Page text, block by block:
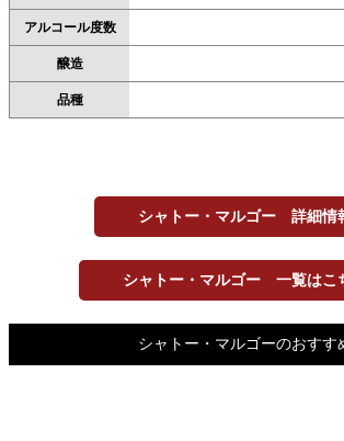
アルコール度数
醸造
品種
シャトー・マルゴー 詳細情
シャトー・マルゴー 一覧はこ
シャトー・マルゴーのおすす